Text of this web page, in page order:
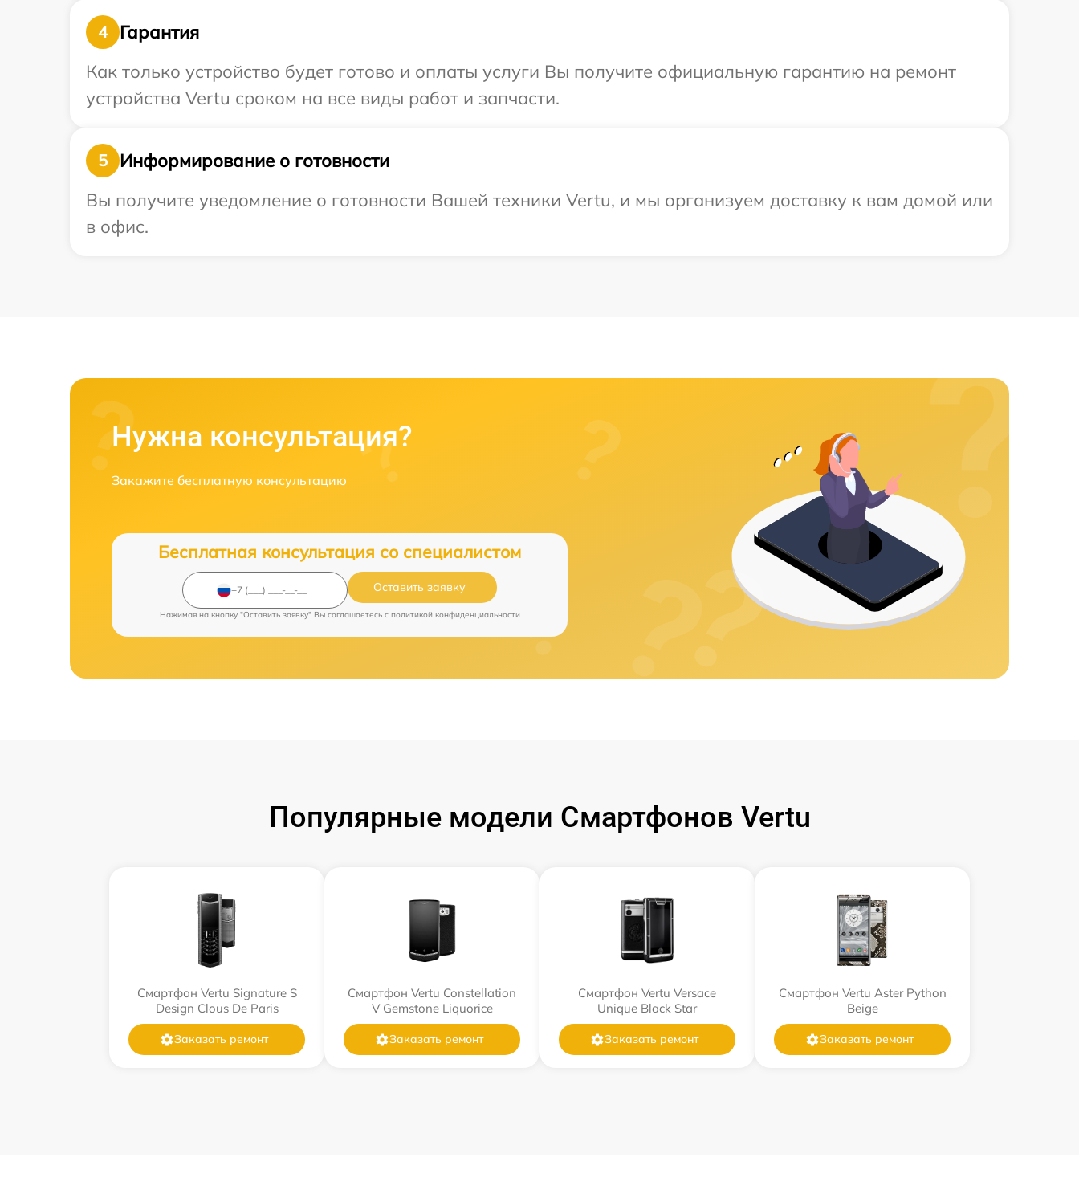
4
Гарантия
Как только устройство будет готово и оплаты услуги Вы получите официальную гарантию на ремонт
устройства Vertu сроком на все виды работ и запчасти.
5
Информирование о готовности
Вы получите уведомление о готовности Вашей техники Vertu, и мы организуем доставку к вам домой или
в офис.
Нужна консультация?
Закажите бесплатную консультацию
Бесплатная консультация со специалистом
Оставить заявку
Нажимая на кнопку "Оставить заявку" Вы соглашаетесь c политикой конфиденциальности
Популярные модели Смартфонов Vertu
Смартфон Vertu Signature S
Design Clous De Paris
Заказать ремонт
Смартфон Vertu Constellation
V Gemstone Liquorice
Заказать ремонт
Смартфон Vertu Versace
Unique Black Star
Заказать ремонт
Смартфон Vertu Aster Python
Beige
Заказать ремонт